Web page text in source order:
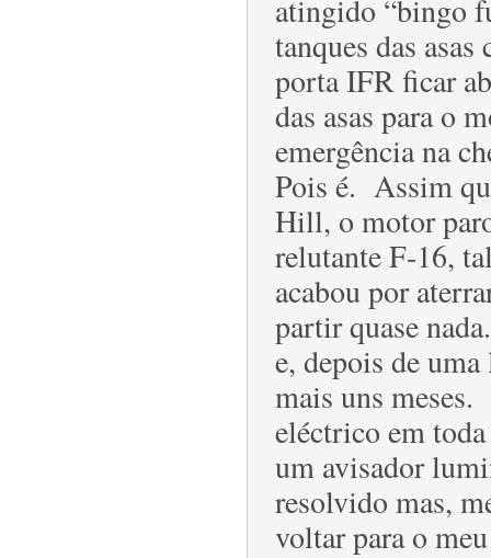
atingido “bingo
tanques das
porta IFR ficar
das asas para o
emergência na
Pois é. Assim
Hill, o motor
relutante F-16,
acabou por
partir quase
e, depois de
mais uns
eléctrico em
um avisador
resolvido mas,
voltar para o